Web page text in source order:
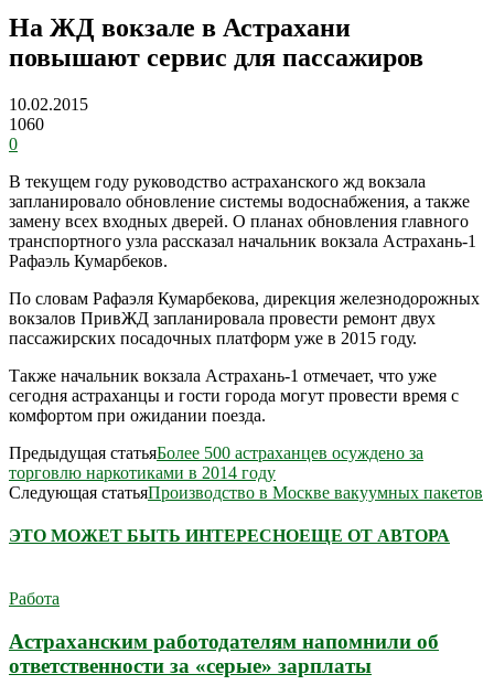
На ЖД вокзале в Астрахани
повышают сервис для пассажиров
10.02.2015
1060
0
В текущем году руководство астраханского жд вокзала
запланировало обновление системы водоснабжения, а также
замену всех входных дверей. О планах обновления главного
транспортного узла рассказал начальник вокзала Астрахань-1
Рафаэль Кумарбеков.
По словам Рафаэля Кумарбекова, дирекция железнодорожных
вокзалов ПривЖД запланировала провести ремонт двух
пассажирских посадочных платформ уже в 2015 году.
Также начальник вокзала Астрахань-1 отмечает, что уже
сегодня астраханцы и гости города могут провести время с
комфортом при ожидании поезда.
Предыдущая статьяБолее 500 астраханцев осуждено за
торговлю наркотиками в 2014 году
Следующая статьяПроизводство в Москве вакуумных пакетов
ЭТО МОЖЕТ БЫТЬ ИНТЕРЕСНОЕЩЕ ОТ АВТОРА
Работа
Астраханским работодателям напомнили об
ответственности за «серые» зарплаты